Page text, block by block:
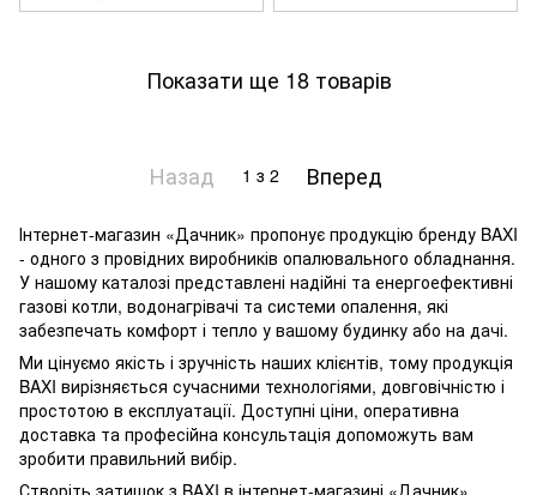
Показати ще 18 товарів
Назад 1 з 2 Вперед
Інтернет-магазин «Дачник» пропонує продукцію бренду BAXI
- одного з провідних виробників опалювального обладнання.
У нашому каталозі представлені надійні та енергоефективні
газові котли, водонагрівачі та системи опалення, які
забезпечать комфорт і тепло у вашому будинку або на дачі.
Ми цінуємо якість і зручність наших клієнтів, тому продукція
BAXI вирізняється сучасними технологіями, довговічністю і
простотою в експлуатації. Доступні ціни, оперативна
доставка та професійна консультація допоможуть вам
зробити правильний вибір.